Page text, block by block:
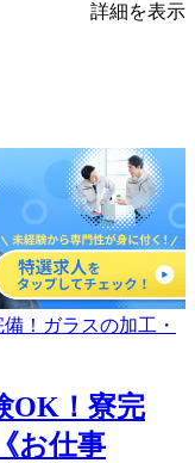
詳細を表示
OK！寮完
お仕事